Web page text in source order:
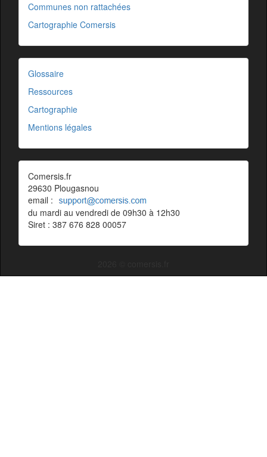
Communes non rattachées
Cartographie Comersis
Glossaire
Ressources
Cartographie
Mentions légales
Comersis.fr
29630 Plougasnou
email :
du mardi au vendredi de 09h30 à 12h30
Siret : 387 676 828 00057